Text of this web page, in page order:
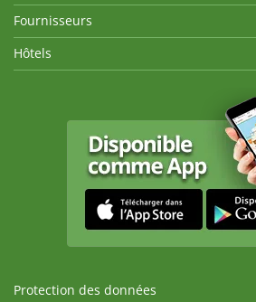
Fournisseurs
Hôtels
Protection des données